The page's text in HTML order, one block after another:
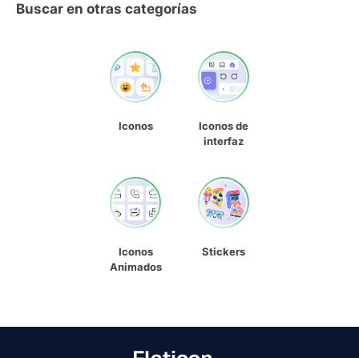
Buscar en otras categorías
Iconos
Iconos de
interfaz
Iconos
Animados
Stickers